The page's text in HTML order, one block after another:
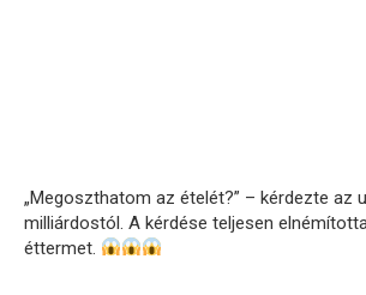
„Megoszthatom az ételét?” – kérdezte az
milliárdostól. A kérdése teljesen
éttermet.